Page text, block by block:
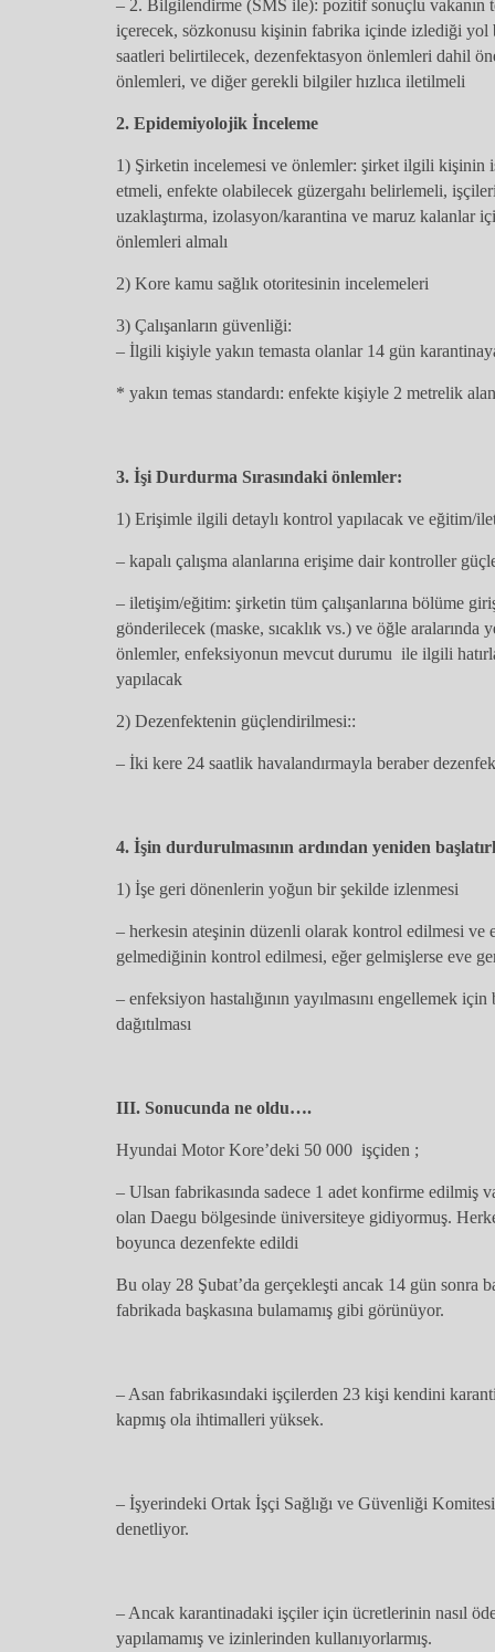
– 2. Bilgilendirme (SMS ile): pozitif sonuçlu vakanın
içerecek, sözkonusu kişinin fabrika içinde izlediği yol
saatleri belirtilecek, dezenfektasyon önlemleri dahil
önlemleri, ve diğer gerekli bilgiler hızlıca iletilmeli
2. Epidemiyolojik İnceleme
1) Şirketin incelemesi ve önlemler: şirket ilgili kişinin
etmeli, enfekte olabilecek güzergahı belirlemeli,
uzaklaştırma, izolasyon/karantina ve maruz kalanlar
önlemleri almalı
2) Kore kamu sağlık otoritesinin incelemeleri
3) Çalışanların güvenliği:
– İlgili kişiyle yakın temasta olanlar 14 gün
* yakın temas standardı: enfekte kişiyle 2 metrelik
3. İşi Durdurma Sırasındaki önlemler:
1) Erişimle ilgili detaylı kontrol yapılacak ve eğitim/
– kapalı çalışma alanlarına erişime dair kontroller
– iletişim/eğitim: şirketin tüm çalışanlarına bölüme
gönderilecek (maske, sıcaklık vs.) ve öğle
önlemler, enfeksiyonun mevcut durumu ile ilgili
yapılacak
2) Dezenfektenin güçlendirilmesi::
– İki kere 24 saatlik havalandırmayla beraber
4. İşin durdurulmasının ardından yeniden
1) İşe geri dönenlerin yoğun bir şekilde izlenmesi
– herkesin ateşinin düzenli olarak kontrol edilmesi ve
gelmediğinin kontrol edilmesi, eğer gelmişlerse eve
– enfeksiyon hastalığının yayılmasını engellemek
dağıtılması
III. Sonucunda ne oldu….
Hyundai Motor Kore’deki 50 000 işçiden ;
– Ulsan fabrikasında sadece 1 adet konfirme edilmiş
olan Daegu bölgesinde üniversiteye gidiyormuş.
boyunca dezenfekte edildi
Bu olay 28 Şubat’da gerçekleşti ancak 14 gün sonra
fabrikada başkasına bulamamış gibi görünüyor.
– Asan fabrikasındaki işçilerden 23 kişi kendini
kapmış ola ihtimalleri yüksek.
– İşyerindeki Ortak İşçi Sağlığı ve Güvenliği Komitesi
denetliyor.
– Ancak karantinadaki işçiler için ücretlerinin nasıl
yapılamamış ve izinlerinden kullanıyorlarmış.